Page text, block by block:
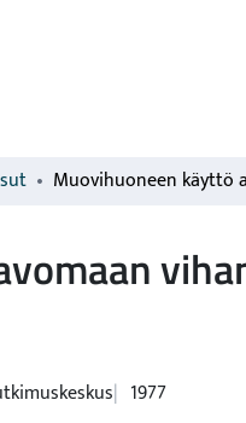
1977